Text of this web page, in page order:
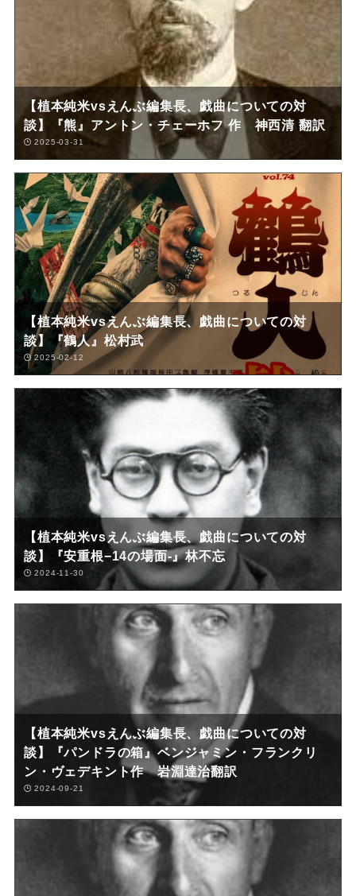
【植本純米vsえんぶ編集長、戯曲についての対
談】『熊』アントン・チェーホフ 作 神西清 翻訳
2025-03-31
【植本純米vsえんぶ編集長、戯曲についての対
談】『鶴人』松村武
2025-02-12
【植本純米vsえんぶ編集長、戯曲についての対
談】『安重根−14の場面-』林不忘
2024-11-30
【植本純米vsえんぶ編集長、戯曲についての対
談】『パンドラの箱』ベンジャミン・フランクリ
ン・ヴェデキント作 岩淵達治翻訳
2024-09-21